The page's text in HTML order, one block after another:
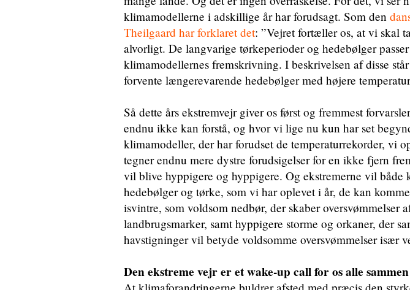
klimamodellerne i adskillige år har forudsagt. Som den
Theilgaard har forklaret det: ”Vejret fortæller os, at vi skal
alvorligt. De langvarige tørkeperioder og hedebølger
klimamodellernes fremskrivning. I beskrivelsen af disse
forvente længerevarende hedebølger med højere
Så dette års ekstremvejr giver os først og fremmest
endnu ikke kan forstå, og hvor vi lige nu kun har set
klimamodeller, der har forudset de temperaturrekorder, vi
tegner endnu mere dystre forudsigelser for en ikke fjern
vil blive hyppigere og hyppigere. Og ekstremerne vil både
hedebølger og tørke, som vi har oplevet i år, de kan
isvintre, som voldsom nedbør, der skaber oversvømmelser
landbrugsmarker, samt hyppigere storme og orkaner, der
havstigninger vil betyde voldsomme oversvømmelser især
Den ekstreme vejr er et wake-up call for os alle sammen